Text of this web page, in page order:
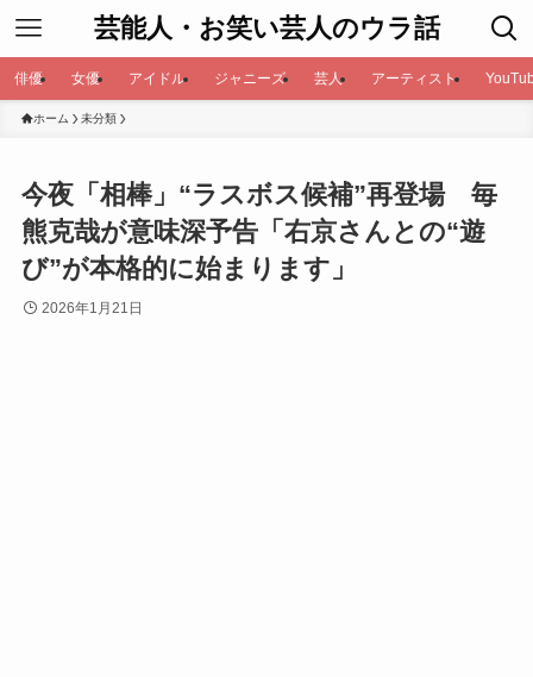
芸能人・お笑い芸人のウラ話
俳優 女優 アイドル ジャニーズ 芸人 アーティスト
ホーム 未分類
今夜「相棒」“ラスボス候補”再登場 毎
熊克哉が意味深予告「右京さんとの“遊
び”が本格的に始まります」
2026年1月21日